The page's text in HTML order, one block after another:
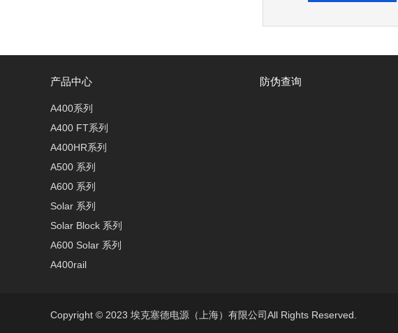
产品中心
A400系列
A400 FT系列
A400HR系列
A500 系列
A600 系列
Solar 系列
Solar Block 系列
A600 Solar 系列
A400rail
防伪查询
Copyright © 2023 埃克塞德电源（上海）有限公司All Rights Reserved.